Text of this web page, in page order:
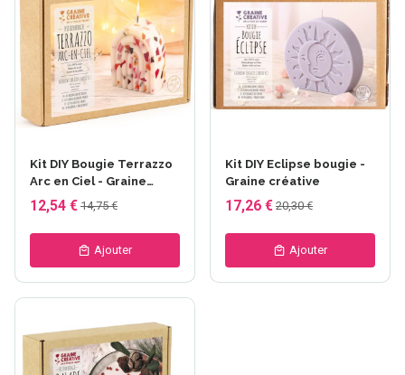
Kit DIY Bougie Terrazzo
Arc en Ciel - Graine
Créative
12,54 € 14,75 €
Ajouter
Kit DIY Eclipse bougie -
Graine créative
17,26 € 20,30 €
Ajouter